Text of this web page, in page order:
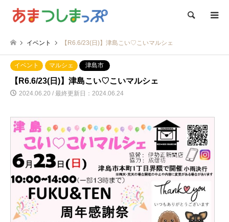
検索
イベント 【R6.6/23(日)】津島こい♡こいマルシェ
イベント マルシェ 津島市
【R6.6/23(日)】津島こい♡こいマルシェ
2024.06.20 / 最終更新日：2024.06.24